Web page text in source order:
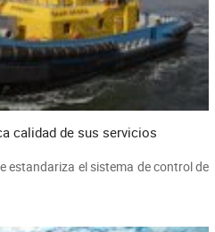
calidad de sus servicios
estandariza el sistema de control de